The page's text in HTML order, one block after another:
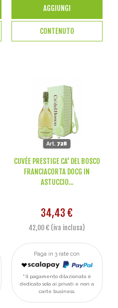
AGGIUNGI
CONTENUTO
Art.728
CUVÉE PRESTIGE CA' DEL BOSCO
FRANCIACORTA DOCG IN
ASTUCCIO...
34,43 €
42,00 € (iva inclusa)
Paga in 3 rate con
Il pagamento dilazionato è
dedicato solo ai privati e non a
carte business.